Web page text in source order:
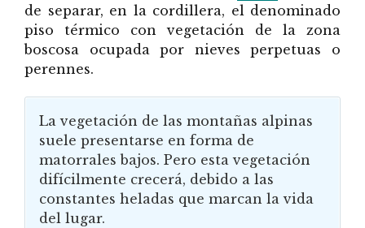
de separar, en la cordillera, el denominado
piso térmico con vegetación de la zona
boscosa ocupada por nieves perpetuas o
perennes.
La vegetación de las montañas alpinas
suele presentarse en forma de
matorrales bajos. Pero esta vegetación
difícilmente crecerá, debido a las
constantes heladas que marcan la vida
del lugar.